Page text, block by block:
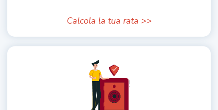
Calcola la tua rata >>